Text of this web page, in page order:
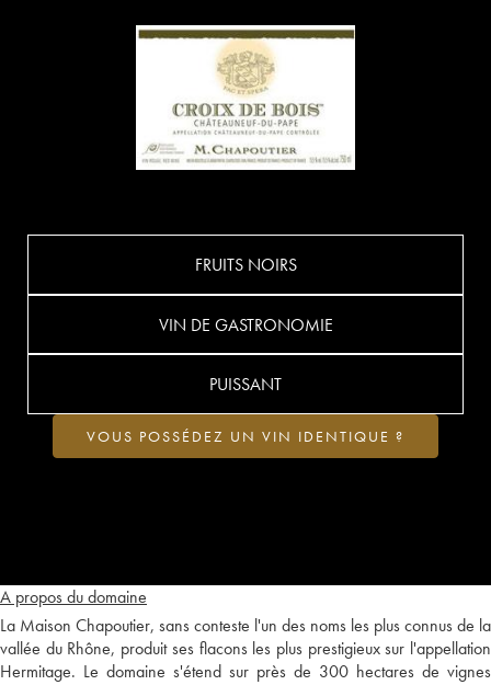
A propos du domaine
La Maison Chapoutier, sans conteste l'un des noms les plus connus de la
vallée du Rhône, produit ses flacons les plus prestigieux sur l'appellation
Hermitage. Le domaine s'étend sur près de 300 hectares de vignes
FRUITS NOIRS
VIN DE GASTRONOMIE
PUISSANT
VOUS POSSÉDEZ UN VIN IDENTIQUE ?